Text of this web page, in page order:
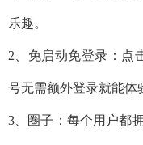
乐趣。
2、免启动免登录：点
号无需额外登录就能体
3、圈子：每个用户都